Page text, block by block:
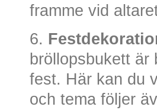
framme vid
6.
bröllopsbukett är
fest. Här kan du
och tema följer